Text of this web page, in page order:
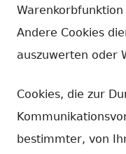
Andere Cookies
auszuwerten oder
Cookies, die zur
bestimmter, von